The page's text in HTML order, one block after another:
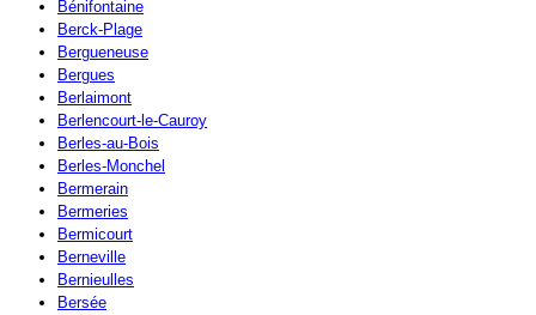
Bénifontaine
Berck-Plage
Bergueneuse
Bergues
Berlaimont
Berlencourt-le-Cauroy
Berles-au-Bois
Berles-Monchel
Bermerain
Bermeries
Bermicourt
Berneville
Bernieulles
Bersée